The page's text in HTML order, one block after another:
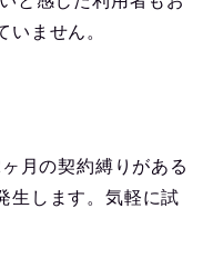
いません。
月の契約縛りがある
生します。気軽に試